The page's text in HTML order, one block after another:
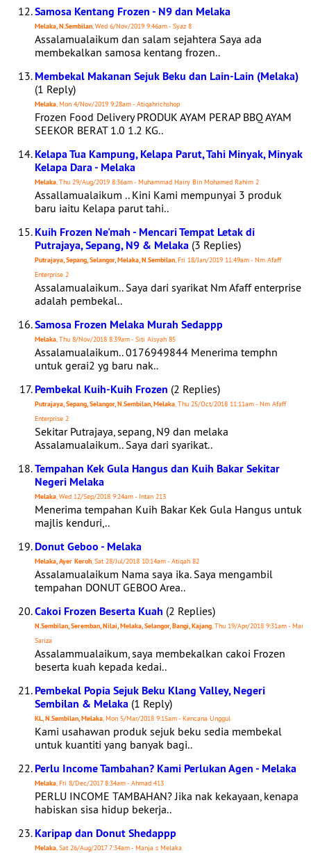
Samosa Kentang Frozen - N9 dan Melaka
Melaka, N.Sembilan, Wed 6/Nov/2019 9:46am - Syaz 8
Assalamualaikum dan salam sejahtera Saya ada
membekalkan samosa kentang frozen..
Membekal Makanan Sejuk Beku dan Lain-Lain (Melaka)
(1 Reply)
Melaka, Mon 4/Nov/2019 9:28am - Atiqahrichshop
Frozen Food Delivery PRODUK AYAM PERAP BBQ AYAM
SEEKOR BERAT 1.0 1.2 KG..
Kelapa Tua Kampung, Kelapa Parut, Tahi Minyak, Minyak
Kelapa Dara - Melaka
Melaka, Thu 29/Aug/2019 8:36am - Muhammad Hairy Bin Mohamed Rahim 2
Assallamualaikum .. Kini Kami mempunyai 3 produk
baru iaitu Kelapa parut tahi..
Kuih Frozen Ne'mah - Mencari Tempat Letak di
Putrajaya, Sepang, N9 & Melaka (3 Replies)
Putrajaya, Sepang, Selangor, Melaka, N.Sembilan, Fri 18/Jan/2019 11:49am - Nm Afaff
Enterprise 2
Assalamualaikum.. Saya dari syarikat Nm Afaff enterprise
adalah pembekal..
Samosa Frozen Melaka Murah Sedappp
Melaka, Thu 8/Nov/2018 8:39am - Siti Aisyah 85
Assalamualaikum.. 0176949844 Menerima temphn
untuk gerai2 yg baru nak..
Pembekal Kuih-Kuih Frozen (2 Replies)
Putrajaya, Sepang, Selangor, N.Sembilan, Melaka, Thu 25/Oct/2018 11:11am - Nm Afaff
Enterprise 2
Sekitar Putrajaya, sepang, N9 dan melaka
Assalamualaikum.. Saya dari syarikat..
Tempahan Kek Gula Hangus dan Kuih Bakar Sekitar
Negeri Melaka
Melaka, Wed 12/Sep/2018 9:24am - Intan 213
Menerima tempahan Kuih Bakar Kek Gula Hangus untuk
majlis kenduri,..
Donut Geboo - Melaka
Melaka, Ayer Keroh, Sat 28/Jul/2018 10:14am - Atiqah 82
Assalamualaikum Nama saya ika. Saya mengambil
tempahan DONUT GEBOO Area..
Cakoi Frozen Beserta Kuah (2 Replies)
N.Sembilan, Seremban, Nilai, Melaka, Selangor, Bangi, Kajang, Thu 19/Apr/2018 9:31am - Mai
Sariza
Assalammualaikum, saya membekalkan cakoi Frozen
beserta kuah kepada kedai..
Pembekal Popia Sejuk Beku Klang Valley, Negeri
Sembilan & Melaka (1 Reply)
KL, N.Sembilan, Melaka, Mon 5/Mar/2018 9:15am - Kencana Unggul
Kami usahawan produk sejuk beku sedia membekal
untuk kuantiti yang banyak bagi..
Perlu Income Tambahan? Kami Perlukan Agen - Melaka
Melaka, Fri 8/Dec/2017 8:34am - Ahmad 413
PERLU INCOME TAMBAHAN? Jika nak kekayaan, kenapa
habiskan sisa hidup bekerja..
Karipap dan Donut Shedappp
Melaka, Sat 26/Aug/2017 7:34am - Manja s Melaka